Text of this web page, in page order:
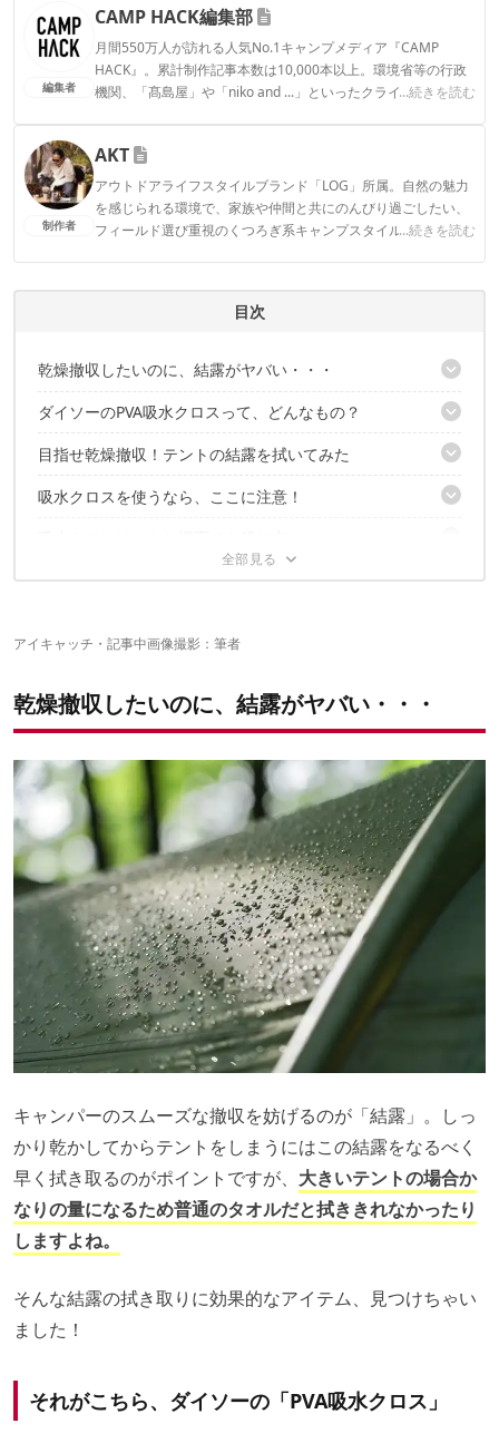
編集者
CAMP HACK編集部
月間550万人が訪れる人気No.1キャンプメディア『CAMP
HACK』。累計制作記事本数は10,000本以上。環境省等の行政
機関、「髙島屋」や「niko and ...」といったクライアントとの
...続きを読む
CAMP HACK編集部のプロフィール
制作者
AKT
アウトドアライフスタイルブランド「LOG」所属。自然の魅力
を感じられる環境で、家族や仲間と共にのんびり過ごしたい、
フィールド選び重視のくつろぎ系キャンプスタイル。のんびり
...続きを読む
目次
乾燥撤収したいのに、結露がヤバい・・・
それがこちら、ダイソーの「PVA吸水クロス」
ダイソーのPVA吸水クロスって、どんなもの？
洗って何回でも使える！
目指せ乾燥撤収！テントの結露を拭いてみた
案の定、結露はビッシリ
吸水クロスを使うなら、ここに注意！
雑に絞るとそのまま固まる
結露だけじゃない！ダイソーの吸水クロスは水気の拭き
最近の100均ってスゴイですよね！ こちらもどうぞ
アイキャッチ・記事中画像撮影：筆者
乾燥撤収したいのに、結露がヤバい・・・
キャンパーのスムーズな撤収を妨げるのが「結露」。しっ
かり乾かしてからテントをしまうにはこの結露をなるべく
早く拭き取るのがポイントですが、 大きいテントの場合か
なりの量になるため普通のタオルだと拭ききれなかったり
しますよね。
そんな結露の拭き取りに効果的なアイテム、見つけちゃい
ました！
それがこちら、ダイソーの「PVA吸水クロス」